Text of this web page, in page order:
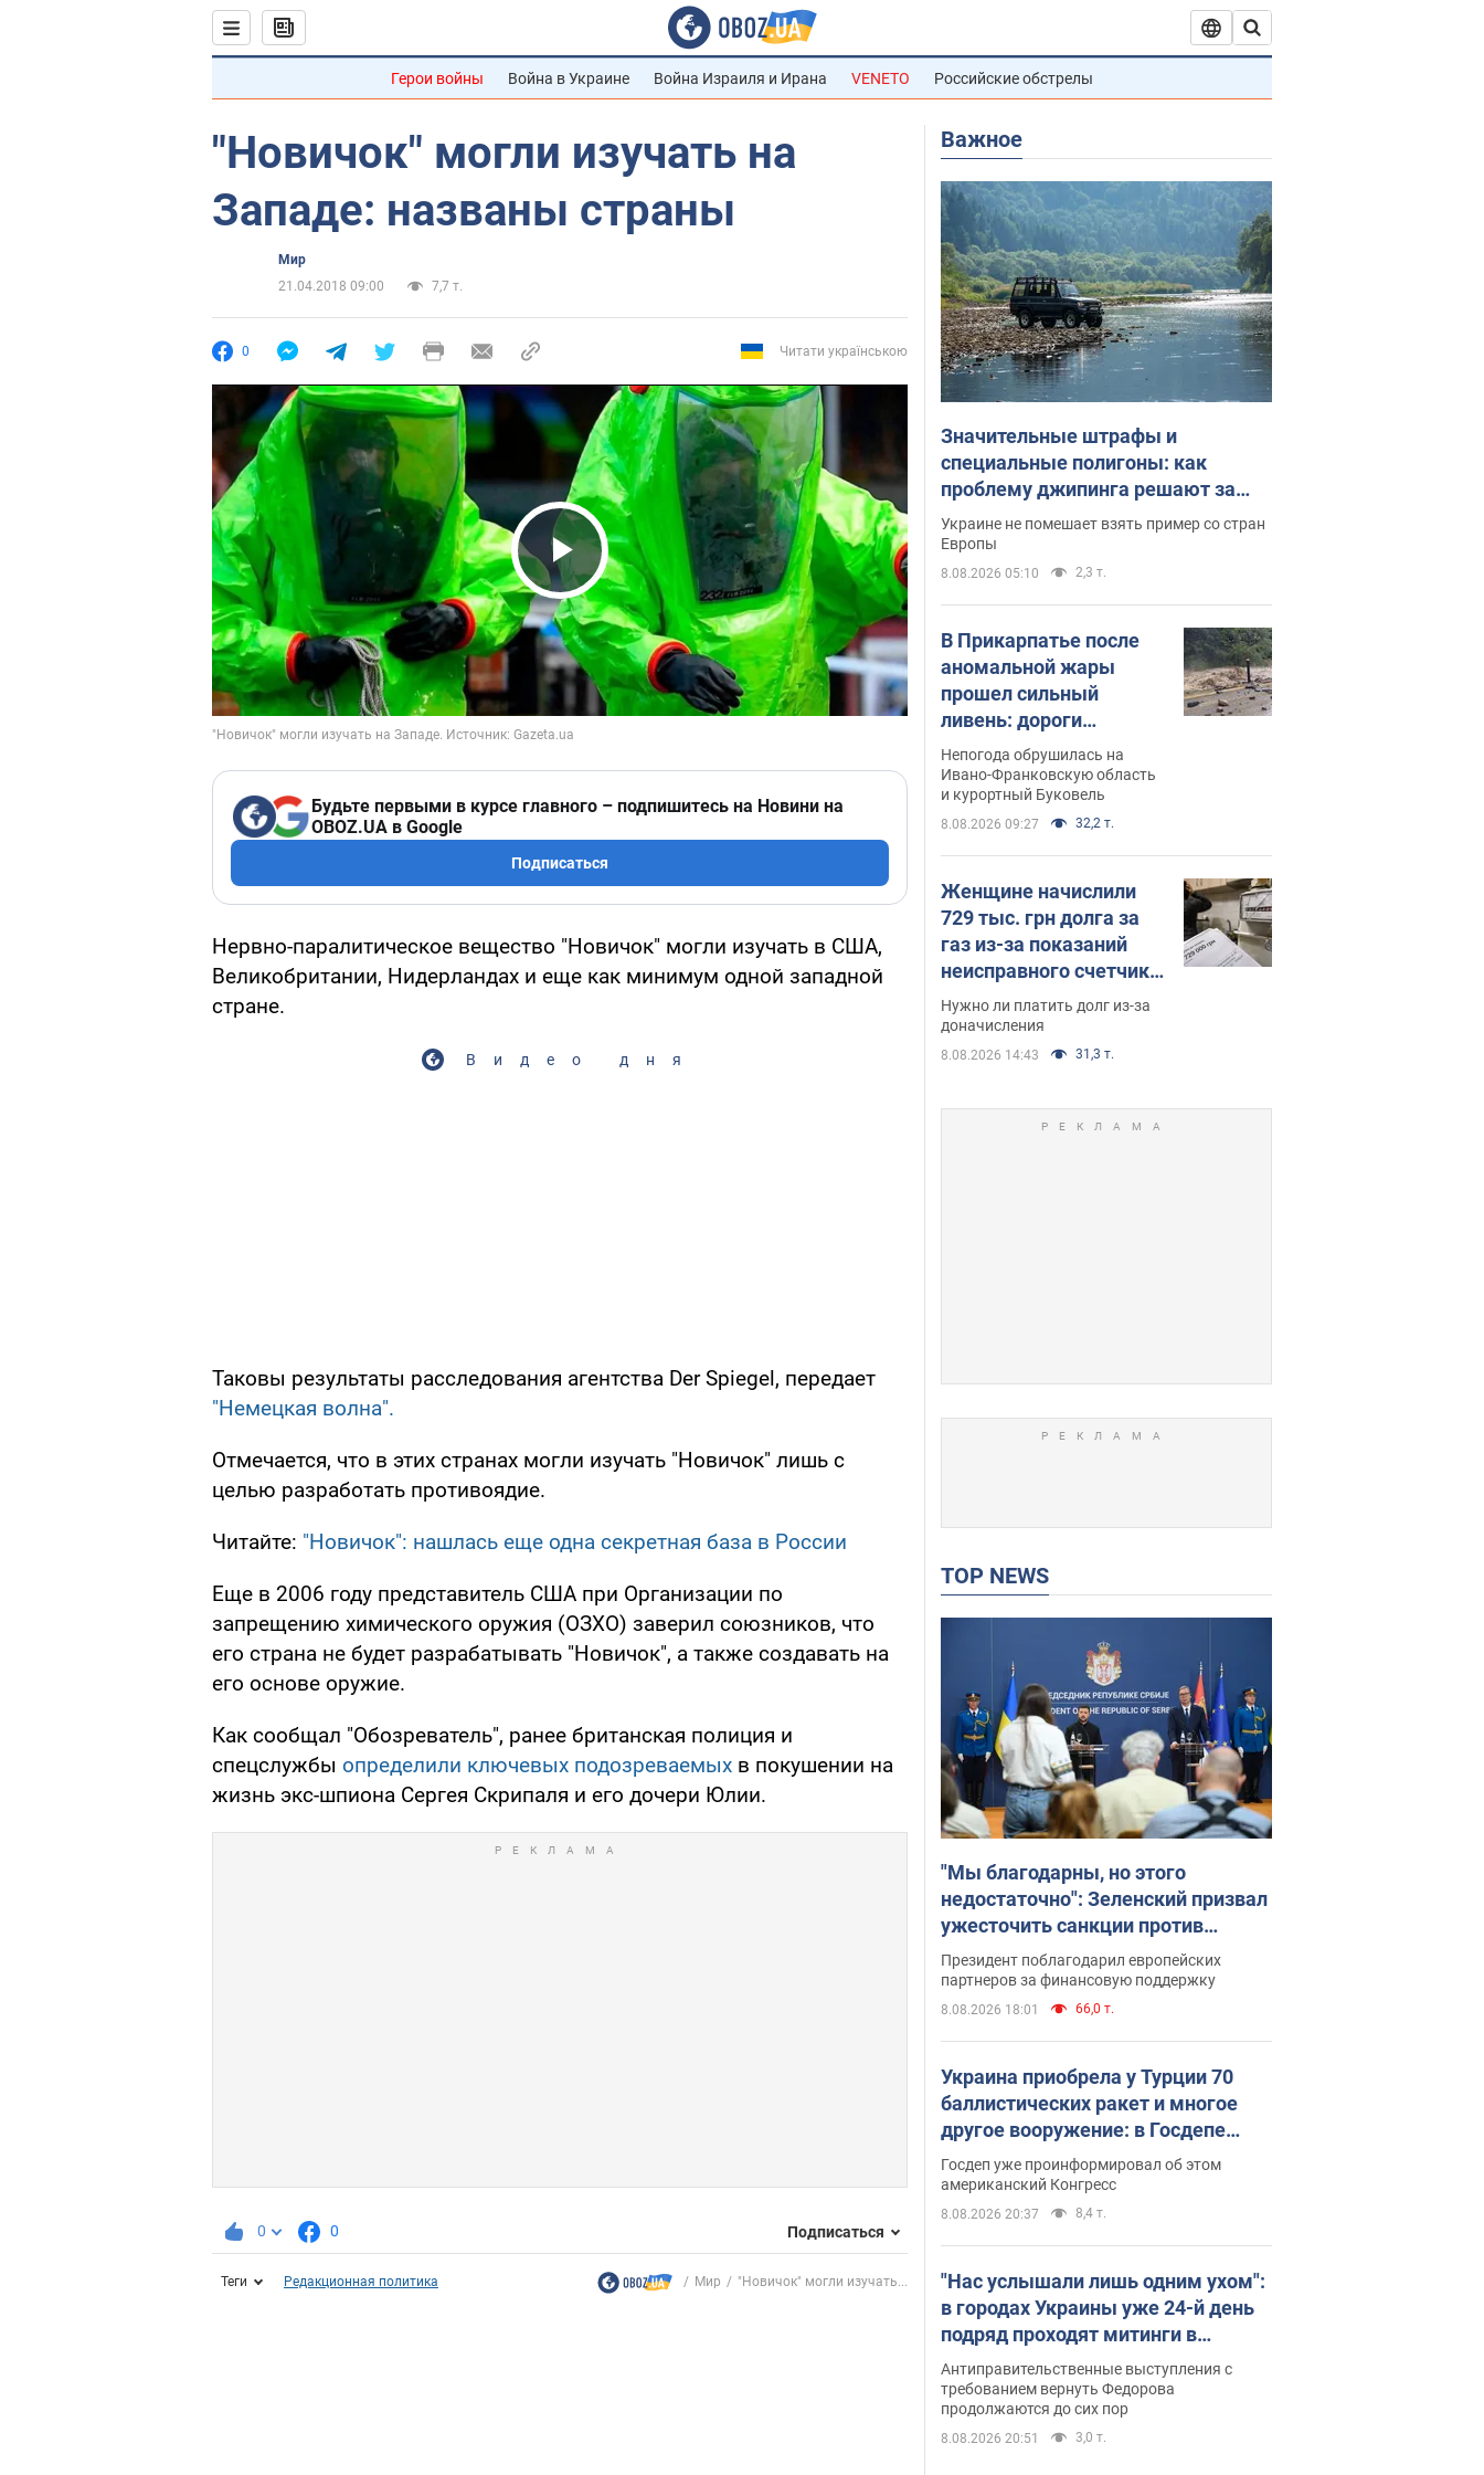
Герои войны Война в Украине Война Израиля и Ирана VENETO Российские обстрелы
"Новичок" могли изучать на
Западе: названы страны
Мир
21.04.2018 09:00
7,7 т.
0 Читати українською
Play Video
Будьте первыми в курсе главного – подпишитесь на Новини на
OBOZ.UA в Google
Подписаться
Нервно-паралитическое вещество "Новичок" могли изучать в США,
Великобритании, Нидерландах и еще как минимум одной западной
стране.
Видео дня
Таковы результаты расследования агентства Der Spiegel, передает
"Немецкая волна".
Отмечается, что в этих странах могли изучать "Новичок" лишь с
целью разработать противоядие.
Читайте: "Новичок": нашлась еще одна секретная база в России
Еще в 2006 году представитель США при Организации по
запрещению химического оружия (ОЗХО) заверил союзников, что
его страна не будет разрабатывать "Новичок", а также создавать на
его основе оружие.
Как сообщал "Обозреватель", ранее британская полиция и
спецслужбы определили ключевых подозреваемых в покушении на
жизнь экс-шпиона Сергея Скрипаля и его дочери Юлии.
0 0 Подписаться
Теги Редакционная политика Мир "Новичок" могли изучать...
Важное
Значительные штрафы и
специальные полигоны: как
проблему джипинга решают за
границей
Украине не помешает взять пример со стран
Европы
8.08.2026 05:10 2,3 т.
В Прикарпатье после
аномальной жары
прошел сильный
ливень: дороги
превратились в реки.
Видео
Непогода обрушилась на
Ивано-Франковскую область
и курортный Буковель
8.08.2026 09:27 32,2 т.
Женщине начислили
729 тыс. грн долга за
газ из-за показаний
неисправного счетчика:
судья вынес
неожиданное решение
Нужно ли платить долг из-за
доначисления
8.08.2026 14:43 31,3 т.
TOP NEWS
"Мы благодарны, но этого
недостаточно": Зеленский призвал
ужесточить санкции против
России
Президент поблагодарил европейских
партнеров за финансовую поддержку
8.08.2026 18:01 66,0 т.
Украина приобрела у Турции 70
баллистических ракет и многое
другое вооружение: в Госдепе
США обнародовали список
Госдеп уже проинформировал об этом
американский Конгресс
8.08.2026 20:37 8,4 т.
"Нас услышали лишь одним ухом":
в городах Украины уже 24-й день
подряд проходят митинги в
поддержку Федорова. Фото и
видео
Антиправительственные выступления с
требованием вернуть Федорова
продолжаются до сих пор
8.08.2026 20:51 3,0 т.